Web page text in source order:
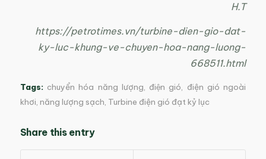
H.T
https://petrotimes.vn/turbine-dien-gio-dat-
ky-luc-khung-ve-chuyen-hoa-nang-luong-
668511.html
Tags: chuyển hóa năng lượng, điện gió, điện gió ngoài
khơi, năng lượng sạch, Turbine điện gió đạt kỷ lục
Share this entry